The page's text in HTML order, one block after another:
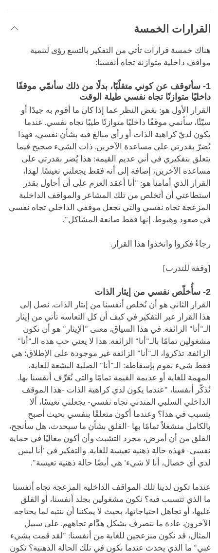
القرارات الخمسة
هناك خمسة قرارات تأتي من التفكير بالتسع رؤى لتنمية
مواقف داخلية متوازنة تجاه أنفسنا:
1- سأتوقف عن كوني متقلّبًا، بدلًا من ذلك سأنمّي موقفًا
داخليًا متوازنًا تجاه نفسي طيلة الوقت
القرار الأول هو: بغض النظر عما إذا كان ما أقوم به جيدًا أو
سيّئًا، سأنمي موقفًا داخليًا متوازنًا طيبًا تجاه نفسي. عندما
يكون لديّ كراهية الذات أو رأي مبالغ فيه بشأن نفسي، فهذا
يُضرّ بقدرتي على مساعدة الآخرين. ذات الشيء صحيح فيما
يتعلق بتفكيري في أني عديم القيمة: هذا يُضر بقدرتي على
مساعدة الآخرين، إضافة إلى أنه فقط يجعلني تعيسًا. لهذا،
القرار الذي أمامنا هو: "أنا أعقد العزم على أن أحاول بقدر
استطاعتي أن أتخلص من تلك المشاعر والمواقف الداخلية
المزعجة تجاه نفسي والتي تجعل موقفي الداخلي تجاه نفسي
في صعود وهبوط. إنها فقط صانعة المشاكل".
رجاءً فكروا واتخذوا هذا القرار.
[وقفة للتدرب]
2- سأُخلّص نفسي من إيثار الذات
القرار الثاني هو أن نُخلص أنفسنا من إيثار الذات. نصل إلى
هذا القرار عبر التفكير في كيف أن كل التعاسة تأتي من إيثار
الـ"أنا" الزائفة. في هذا السياق، معنى "الإيثار" هو أن نكون
مشغولين تمامًا بالـ"أنا" الزائفة. هذا لا يعني حب هذه الـ"أنا"
الزائفة. تذكروا، الـ"أنا" الزائفة غير موجودة على الإطلاق؛ هي
فقط شيء نقوم بإسقاطه: الـ"أنا" الصلبة البشعة للغاية،
المهمة للغاية أو عديمة القيمة تمامًا والتي نُعَرِّف أنفسنا بها.
نُذكّر أنفسنا، "عندما يكون لدي كراهية الذات -هذا الموقف
الداخلي السلبي المتدني تجاه نفسي- يجعلني تعيسًا، ألا
يتسبب في هذا؟ وعندما أكون متعلقًا بنفسي بحيث أصبح
بالكامل منشغلاً تمامًا بها -القلق بشأن ما سيحدث، هل سأنجح،
القلق من أن أمرض، مجرد التشبث وأن أكون مغاليًا في حماية
نفسي- فهذه حالة ذهنية تعيسة للغاية. والتفكير في 'أنا ليس
لدي أي خصال، أنا لا شيء' هي أيضًا حالة ذهنية تعيسة".
عندما تكون لدينا تلك المواقف الداخلية المزعجة تجاه أنفسنا
ما الذي تتسبب فيه؟ نكون مشغولين بجلد أنفسنا، أو القلق
عليها، أو تجاهل احتياجاتها، بحيث لا يمكننا أن ننتبه لما يحتاجه
الآخرون. عادة ما نتصرف بشكل هدَّام تجاههم. على سبيل
المثال، قد نكون منزعجين للغاية من أنفسنا: "لقد قمت بشيء
غبي" ما الذي يحدث عندما نكون في تلك الحالة الذهنية؟ نكون